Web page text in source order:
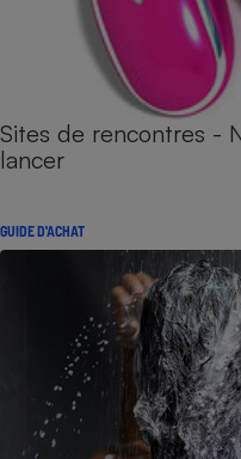
Sites de rencontres -
lancer
GUIDE D'ACHAT